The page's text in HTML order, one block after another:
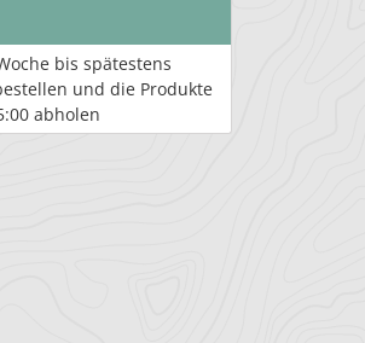
bis spätestens
und die Produkte
abholen